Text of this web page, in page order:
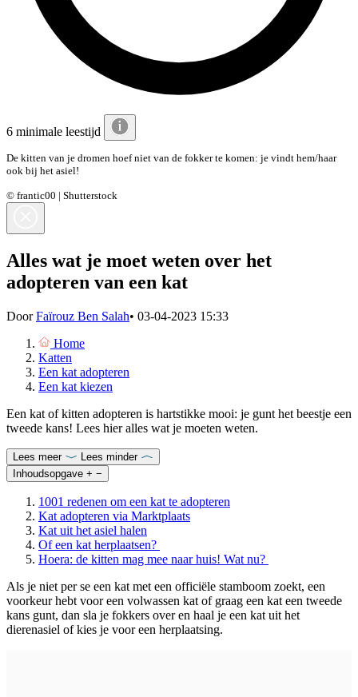
6 minimale leestijd
De kitten van je dromen hoef niet van de fokker te komen: je vindt hem/haar
ook bij het asiel!
© frantic00 | Shutterstock
Alles wat je moet weten over het
adopteren van een kat
DoorFaïrouz Ben Salah• 03-04-2023 15:33
Home
Katten
Een kat adopteren
Een kat kiezen
Een kat of kitten adopteren is hartstikke mooi: je gunt het beestje een
tweede kans! Lees hier alles wat je moeten weten.
Lees meer
Lees minder
Inhoudsopgave + −
1001 redenen om een kat te adopteren
Kat adopteren via Marktplaats
Kat uit het asiel halen
Of een kat herplaatsen?
Hoera: de kitten mag mee naar huis! Wat nu?
Als je niet per se een kat met een officiële stamboom zoekt, een
voorkeur hebt voor een volwassen kat of graag een kat een tweede
kans gunt, dan sla je fokkers over en haal je een kat uit het
dierenasiel of kies je voor een herplaatsing.